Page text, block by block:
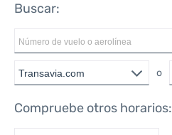
Buscar:
o
Compruebe otros horarios: